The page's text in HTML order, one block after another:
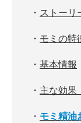
・ ストーリ
・ モミの特
・ 基本情報
・ 主な効果
・ モミ精油